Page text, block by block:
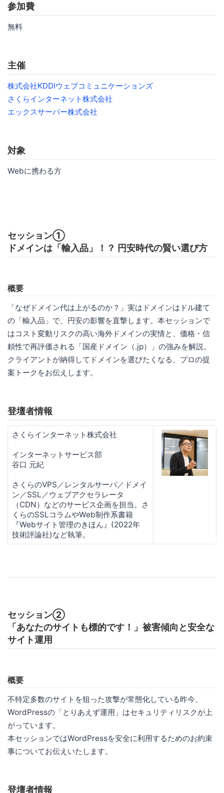
参加費
無料
主催
株式会社KDDIウェブコミュニケーションズ
さくらインターネット株式会社
エックスサーバー株式会社
対象
Webに携わる方
セッション①
ドメインは「輸入品」！？ 円安時代の賢い選び方
概要
「なぜドメイン代は上がるのか？」実はドメインはドル建て
の「輸入品」で、円安の影響を直撃します。本セッションで
はコスト変動リスクの高い海外ドメインの実情と、価格・信
頼性で再評価される「国産ドメイン（.jp）」の強みを解説。
クライアントが納得してドメインを選びたくなる、プロの提
案トークをお伝えします。
登壇者情報
さくらインターネット株式会社
インターネットサービス部
谷口 元紀
さくらのVPS／レンタルサーバ／ドメイ
ン／SSL／ウェブアクセラレータ
（CDN）などのサービス企画を担当。さ
くらのSSLコラムやWeb制作系書籍
『Webサイト管理のきほん』(2022年
技術評論社)など執筆。
セッション②
「あなたのサイトも標的です！」被害傾向と安全な
サイト運用
概要
不特定多数のサイトを狙った攻撃が常態化している昨今、
WordPressの「とりあえず運用」はセキュリティリスクが上
がっています。
本セッションではWordPressを安全に利用するためのお約束
事についてお伝えいたします。
登壇者情報